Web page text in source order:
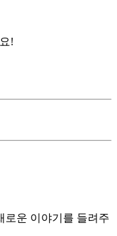
로운 이야기를 들려주
!